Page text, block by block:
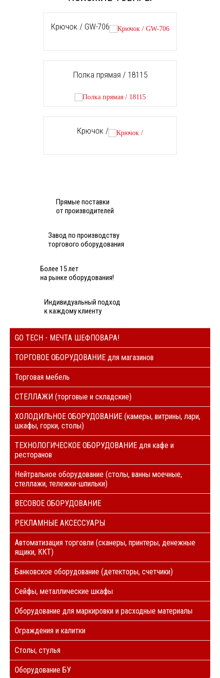
Крючок / GW-706
Полка прямая / 18115
Крючок /
Прямые поставки
от производителей
Завод по производству
торгового оборудования
Более 15 лет
на рынке оборудования!
Индивидуальный подход
к каждому клиенту
GO TECH - МЕЧТА ШЕФПОВАРА!
ТОРГОВОЕ ОБОРУДОВАНИЕ для магазинов
Торговая мебель
СТЕЛЛАЖИ (торговые и складские)
ХОЛОДИЛЬНОЕ ОБОРУДОВАНИЕ (камеры, витрины, лари,
шкафы, горки, столы)
ТЕХНОЛОГИЧЕСКОЕ ОБОРУДОВАНИЕ для кафе и
ресторанов
Нейтральное оборудование (столы, ванны моечные,
стеллажи, тележки-шпильки)
ВЕСОВОЕ ОБОРУДОВАНИЕ
РЕКЛАМНЫЕ АКСЕССУАРЫ
Автоматизация торговли (сканеры, принтеры, денежные
ящики, ККТ)
Банковское оборудование (детекторы, счетчики)
Сейфы, металлические шкафы
Оборудование для маркировки и расходные материалы
Ограждения и калитки
Столы, стулья
Оборудование БУ